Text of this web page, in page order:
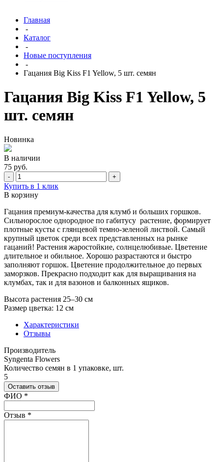
Главная
-
Каталог
-
Новые поступления
-
Гацания Big Kiss F1 Yellow, 5 шт. семян
Гацания Big Kiss F1 Yellow, 5
шт. семян
Новинка
В наличии
75 руб.
- +
Купить в 1 клик
В корзину
Гацания премиум-качества для клумб и больших горшков.
Сильнорослое однородное по габитусу растение, формирует
плотные кусты с глянцевой темно-зеленой листвой. Самый
крупный цветок среди всех представленных на рынке
гацаний! Растения жаростойкие, солнцелюбивые. Цветение
длительное и обильное. Хорошо разрастаются и быстро
заполняют горшок. Цветение продолжительное до первых
заморзков. Прекрасно подходит как для выращивания на
клумбах, так и для вазонов и балконных ящиков.
Высота растения 25–30 см
Размер цветка: 12 см
Характеристики
Отзывы
Производитель
Syngenta Flowers
Количество семян в 1 упаковке, шт.
5
Оставить отзыв
Ваш отзыв был отправлен!
ФИО *
Отзыв *